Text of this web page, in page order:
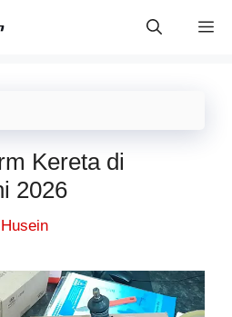
Kereta di
2026
Husein